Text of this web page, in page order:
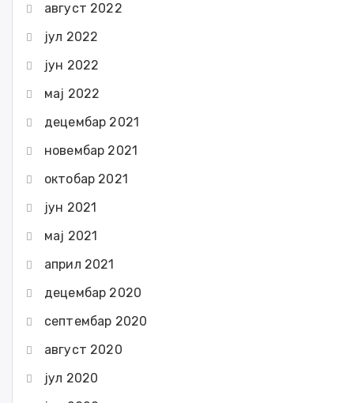
август 2022
јул 2022
јун 2022
мај 2022
децембар 2021
новембар 2021
октобар 2021
јун 2021
мај 2021
април 2021
децембар 2020
септембар 2020
август 2020
јул 2020